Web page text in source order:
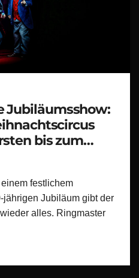
Jubiläumsshow:
bis zum
festlichem
Jubiläum gibt der
alles. Ringmaster